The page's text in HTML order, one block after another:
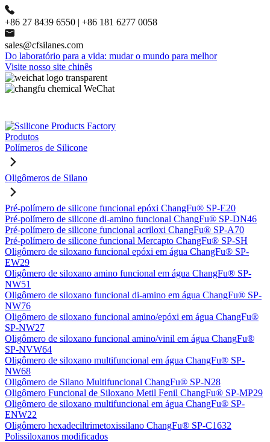
+86 27 8439 6550 | +86 181 6277 0058
sales@cfsilanes.com
Do laboratório para a vida: mudar o mundo para melhor
Visite nosso site chinês
Produtos
Polímeros de Silicone
Oligômeros de Silano
Pré-polímero de silicone funcional epóxi ChangFu® SP-E20
Pré-polímero de silicone di-amino funcional ChangFu® SP-DN46
Pré-polímero de silicone funcional acriloxi ChangFu® SP-A70
Pré-polímero de silicone funcional Mercapto ChangFu® SP-SH
Oligômero de siloxano funcional epóxi em água ChangFu® SP-
EW29
Oligômero de siloxano amino funcional em água ChangFu® SP-
NW51
Oligômero de siloxano funcional di-amino em água ChangFu® SP-
NW76
Oligômero de siloxano funcional amino/epóxi em água ChangFu®
SP-NW27
Oligômero de siloxano funcional amino/vinil em água ChangFu®
SP-NVW64
Oligômero de siloxano multifuncional em água ChangFu® SP-
NW68
Oligômero de Silano Multifuncional ChangFu® SP-N28
Oligômero Funcional de Siloxano Metil Fenil ChangFu® SP-MP29
Oligômero de siloxano multifuncional em água ChangFu® SP-
ENW22
Oligômero hexadeciltrimetoxissilano ChangFu® SP-C1632
Polissiloxanos modificados